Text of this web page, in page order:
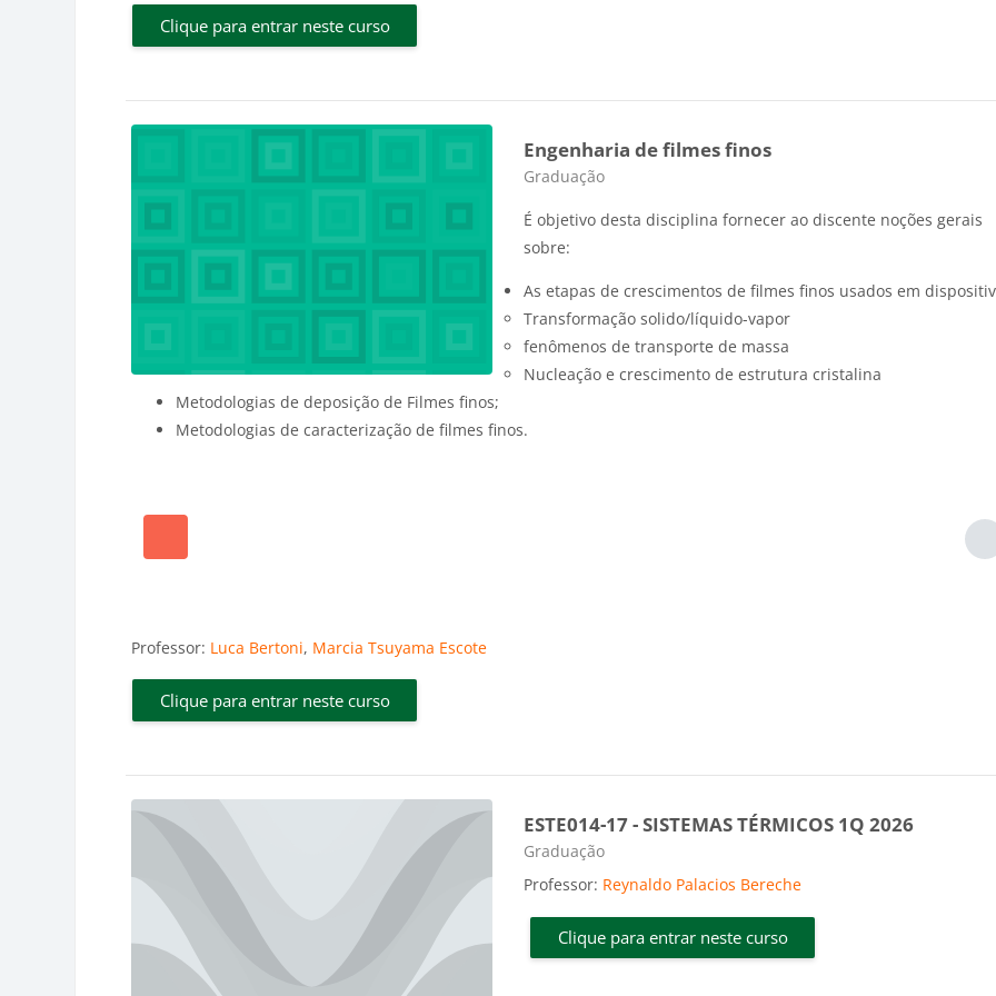
Clique para entrar neste curso
Engenharia de filmes finos
Categoria do curso
Graduação
É objetivo desta disciplina fornecer ao discente noções gerais
sobre:
As etapas de crescimentos de filmes finos usados em
Transformação solido/líquido-vapor
fenômenos de transporte de massa
Nucleação e crescimento de estrutura cristalina
Metodologias de deposição de Filmes finos;
Metodologias de caracterização de filmes finos.
Professor: Luca Bertoni, Marcia Tsuyama Escote
Clique para entrar neste curso
ESTE014-17 - SISTEMAS TÉRMICOS 1Q 2026
Categoria do curso
Graduação
Professor: Reynaldo Palacios Bereche
Clique para entrar neste curso